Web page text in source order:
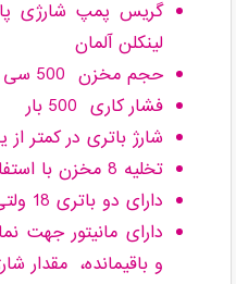
لینکلن آلمان
حجم مخزن 500 سی سی
فشار کاری 500 بار
شارژ باتری در کمتر
تخلیه 8 مخزن با استفاده از یک باتری شارژ شده
دارای دو باتری 18 ولتی لیتیومی
دارای مانیتور
و باقیمانده، مقدار